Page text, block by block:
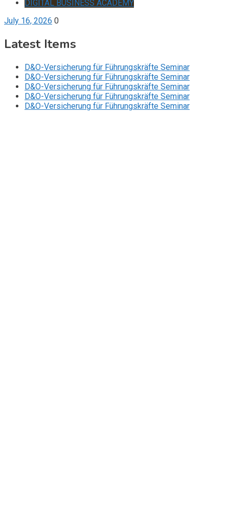
DIGITAL BUSINESS ACADEMY
July 16, 2026 0
Latest Items
D&O-Versicherung für Führungskräfte Seminar
D&O-Versicherung für Führungskräfte Seminar
D&O-Versicherung für Führungskräfte Seminar
D&O-Versicherung für Führungskräfte Seminar
D&O-Versicherung für Führungskräfte Seminar